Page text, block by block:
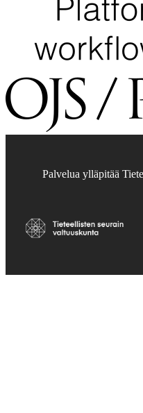
Palvelua ylläpitää